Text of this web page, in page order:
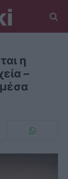
η
–